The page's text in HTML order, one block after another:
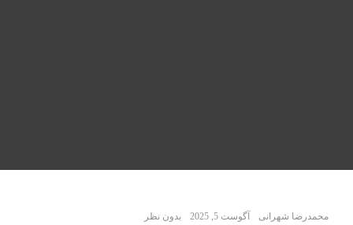
محمدرضا شهرانی آگوست 5, 2025 بدون نظر